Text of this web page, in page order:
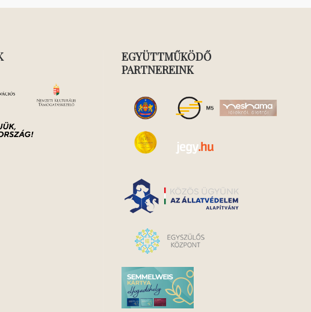
EGYÜTTMŰKÖDŐ
PARTNEREINK